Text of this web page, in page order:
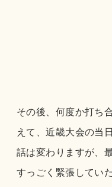
その後、何度か打ち
えて、近畿大会の当
話は変わりますが、
すっごく緊張してい